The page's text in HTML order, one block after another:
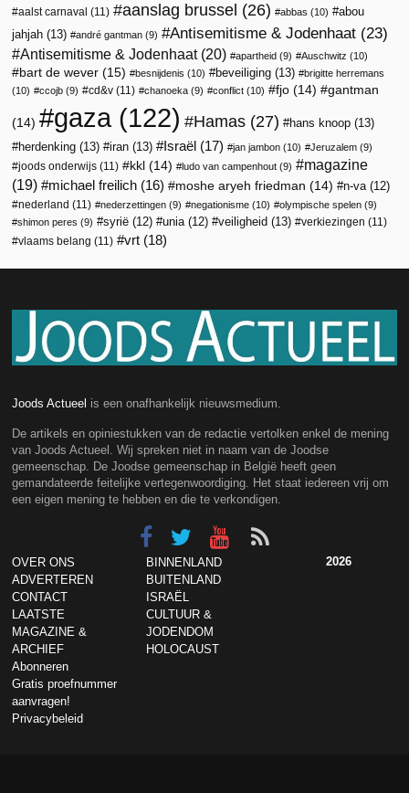
aalst carnaval (11) aanslag brussel (26) abbas (10)
abou
jahjah (13) andré gantman (9) Antisemitisme & Jodenhaat (23)
Antisemitisme & Jodenhaat(20) apartheid (9) Auschwitz (10)
bart de wever (15) besnijdenis (10) beveiliging (13)
brigitte herremans
(10)
ccojb (9) cd&v (11) chanoeka (9) conflict (10) fjo (14) gantman
(14) gaza(122) Hamas (27) hans knoop (13)
herdenking (13) iran (13) Israël (17) jan jambon (10) Jeruzalem (9)
joods onderwijs (11) kkl (14) ludo van campenhout (9)
magazine
(19)
michael freilich (16) moshe aryeh friedman (14) n-va(12)
nederland (11) nederzettingen (9) negationisme (10) olympische spelen (9)
shimon peres (9) syrië (12) unia(12) veiligheid (13) verkiezingen (11)
vlaams belang (11) vrt (18)
Joods Actueel is een onafhankelijk nieuwsmedium.
De artikels en opiniestukken van de redactie vertolken enkel de mening
van Joods Actueel. Wij spreken niet in naam van de Joodse
gemeenschap. De Joodse gemeenschap in België heeft geen
gemandateerde feitelijke vertegenwoordiging. Het staat iedereen vrij om
een eigen mening te hebben en die te verkondigen.
OVER ONS
ADVERTEREN
CONTACT
LAATSTE
MAGAZINE &
ARCHIEF
Abonneren
Gratis proefnummer
aanvragen!
Privacybeleid
BINNENLAND
BUITENLAND
ISRAËL
CULTUUR &
JODENDOM
HOLOCAUST
2026